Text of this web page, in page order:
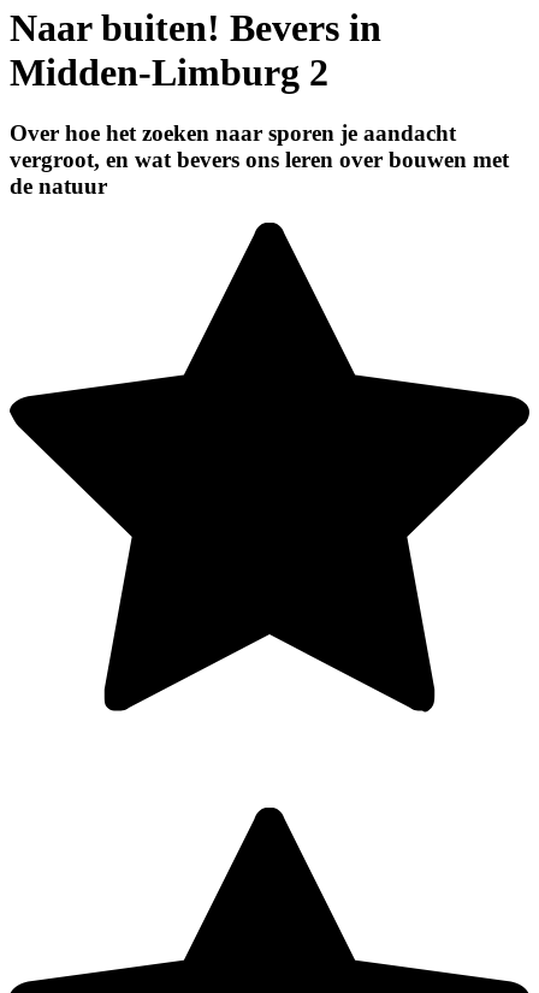
Naar buiten! Bevers in
Midden-Limburg 2
Over hoe het zoeken naar sporen je aandacht
vergroot, en wat bevers ons leren over bouwen met
de natuur